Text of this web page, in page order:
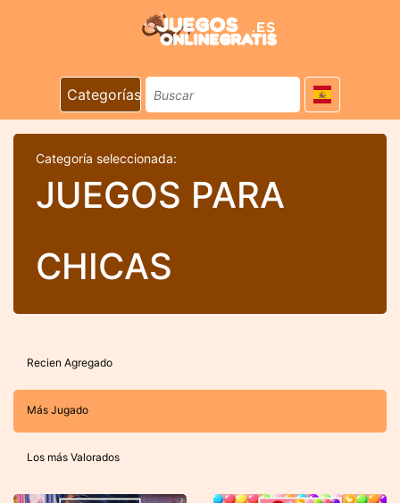
Categorías
Categoría seleccionada:
JUEGOS PARA
CHICAS
Recien Agregado
Más Jugado
Los más Valorados